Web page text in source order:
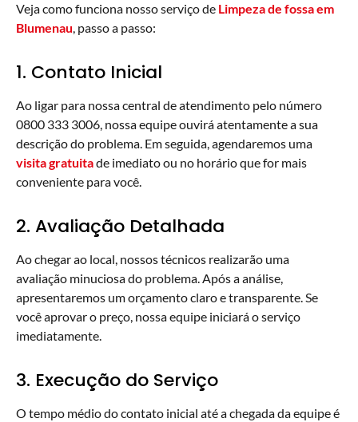
Veja como funciona nosso serviço de Limpeza de fossa em
Blumenau, passo a passo:
1. Contato Inicial
Ao ligar para nossa central de atendimento pelo número
0800 333 3006, nossa equipe ouvirá atentamente a sua
descrição do problema. Em seguida, agendaremos uma
visita gratuitade imediato ou no horário que for mais
conveniente para você.
2. Avaliação Detalhada
Ao chegar ao local, nossos técnicos realizarão uma
avaliação minuciosa do problema. Após a análise,
apresentaremos um orçamento claro e transparente. Se
você aprovar o preço, nossa equipe iniciará o serviço
imediatamente.
3. Execução do Serviço
O tempo médio do contato inicial até a chegada da equipe é